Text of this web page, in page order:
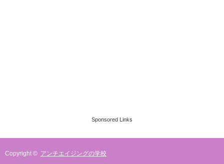
Sponsored Links
Copyright © アンチエイジングの学校